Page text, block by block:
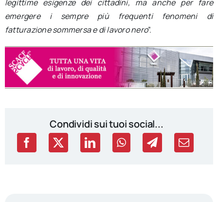
legittime esigenze dei cittadini, ma anche per fare
emergere i sempre più frequenti fenomeni di
fatturazione sommersa e di lavoro nero”.
Condividi sui tuoi social...